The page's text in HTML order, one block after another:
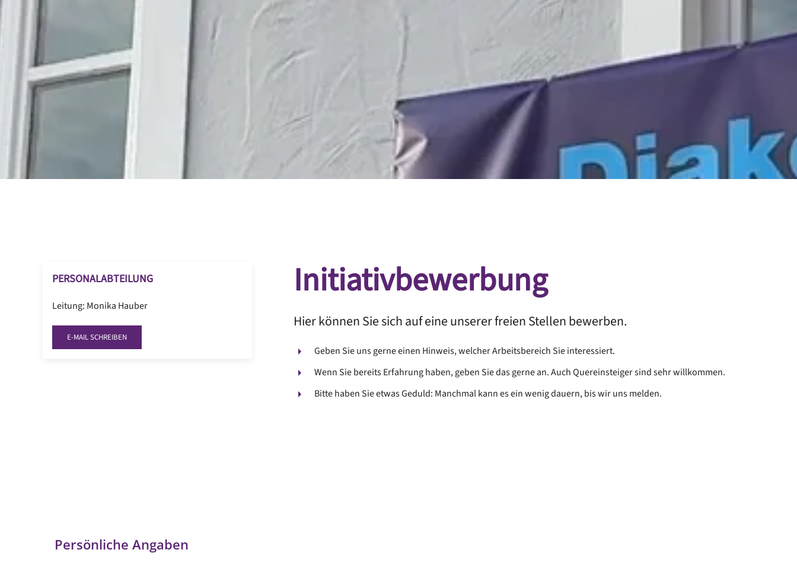
PERSONALABTEILUNG
Leitung: Monika Hauber
E-MAIL SCHREIBEN
Initiativbewerbung
Hier können Sie sich auf eine unserer freien Stellen bewerben.
Geben Sie uns gerne einen Hinweis, welcher Arbeitsbereich Sie interessiert.
Wenn Sie bereits Erfahrung haben, geben Sie das gerne an. Auch Quereinsteiger sind sehr willkommen.
Bitte haben Sie etwas Geduld: Manchmal kann es ein wenig dauern, bis wir uns melden.
Persönliche Angaben